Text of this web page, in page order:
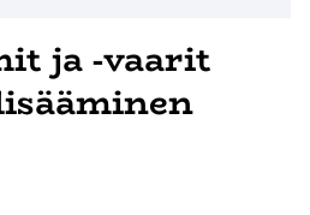
ja -vaarit